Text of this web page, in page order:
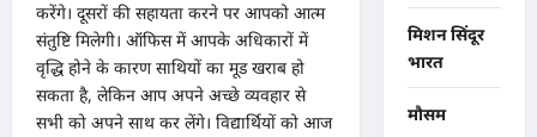
करेंगे। दूसरों की सहायता करने पर आपको आत्म
संतुष्टि मिलेगी। ऑफिस में आपके अधिकारों में
वृद्धि होने के कारण साथियों का मूड खराब हो
सकता है, लेकिन आप अपने अच्छे व्यवहार से
सभी को अपने साथ कर लेंगे। विद्यार्थियों को आज
मिशन सिंदूर
भारत
मौसम